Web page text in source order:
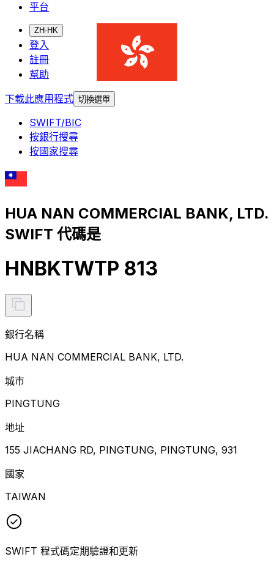
平台
ZH-HK
登入
註冊
幫助
下載此應用程式 切換選單
SWIFT/BIC
按銀行搜尋
按國家搜尋
HUA NAN COMMERCIAL BANK, LTD.
SWIFT 代碼是
HNBKTWTP 813
銀行名稱
HUA NAN COMMERCIAL BANK, LTD.
城市
PINGTUNG
地址
155 JIACHANG RD, PINGTUNG, PINGTUNG, 931
國家
TAIWAN
SWIFT 程式碼定期驗證和更新